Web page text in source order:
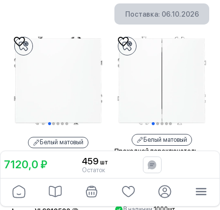
Поставка: 06.10.2026
Белый матовый
встраиваемый VOLTUM S70
одноклавишный 10А (белый
1030,0
Белый матовый
Проходной переключатель
встраиваемый VOLTUM S70
двухклавишный 10А (белый
890,0₽
Артикул:
VLS020302
7120,0 ₽ 459 шт
Остаток